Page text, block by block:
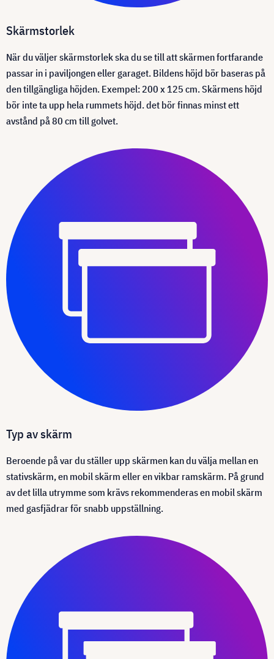
Skärmstorlek
När du väljer skärmstorlek ska du se till att skärmen fortfarande
passar in i paviljongen eller garaget. Bildens höjd bör baseras på
den tillgängliga höjden. Exempel: 200 x 125 cm. Skärmens höjd
bör inte ta upp hela rummets höjd. det bör finnas minst ett
avstånd på 80 cm till golvet.
Typ av skärm
Beroende på var du ställer upp skärmen kan du välja mellan en
stativskärm, en mobil skärm eller en vikbar ramskärm. På grund
av det lilla utrymme som krävs rekommenderas en mobil skärm
med gasfjädrar för snabb uppställning.